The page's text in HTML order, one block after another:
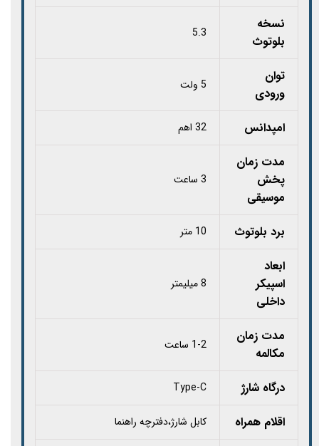
نسخه
بلوتوث
5.3
توان
ورودی
5 ولت
امپدانس 32 اهم
مدت زمان
پخش
موسیقی
3 ساعت
برد بلوتوث 10 متر
ابعاد
اسپیکر
داخلی
8 میلیمتر
مدت زمان
مکالمه
1-2 ساعت
درگاه شارژ Type-C
اقلام همراه کابل شارژ،دفترچه راهنما